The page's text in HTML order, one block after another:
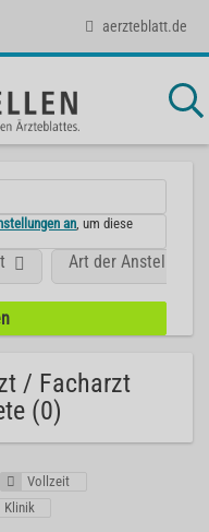
aerzteblatt.de
an , um diese
Art der Anstellung
/ Facharzt
(0)
Vollzeit
Klinik